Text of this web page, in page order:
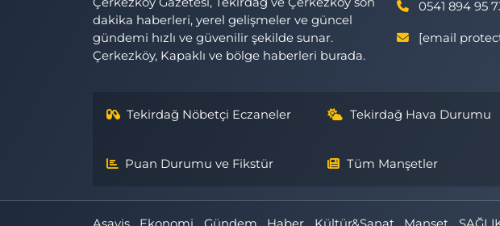
dakika haberleri, yerel gelişmeler ve güncel
gündemi hızlı ve güvenilir şekilde sunar.
Çerkezköy, Kapaklı ve bölge haberleri burada.
0541 894 95
[email
Tekirdağ Nöbetçi Eczaneler Tekirdağ Hava Durumu
Puan Durumu ve Fikstür Tüm Manşetler